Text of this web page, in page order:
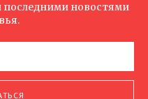
последними новостями